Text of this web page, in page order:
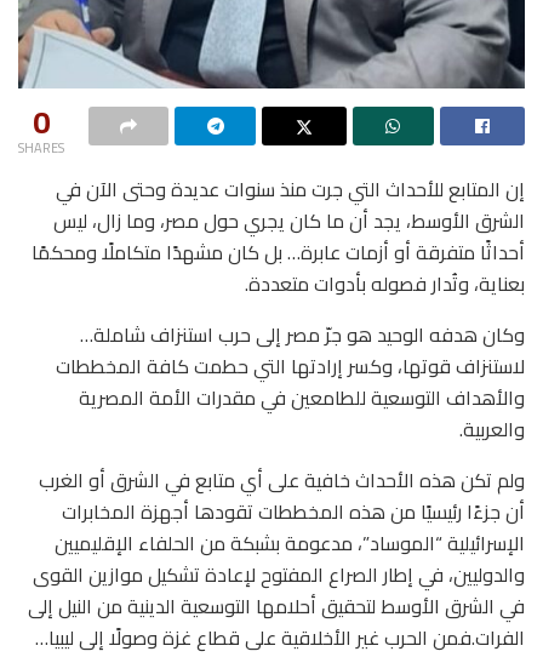
0
SHARES
إن المتابع للأحداث التي جرت منذ سنوات عديدة وحتى الآن في
الشرق الأوسط، يجد أن ما كان يجري حول مصر، وما زال، ليس
أحداثًا متفرقة أو أزمات عابرة… بل كان مشهدًا متكاملًا ومحكمًا
بعناية، وتُدار فصوله بأدوات متعددة.
وكان هدفه الوحيد هو جرّ مصر إلى حرب استنزاف شاملة…
لاستنزاف قوتها، وكسر إرادتها التي حطمت كافة المخططات
والأهداف التوسعية للطامعين في مقدرات الأمة المصرية
والعربية.
ولم تكن هذه الأحداث خافية على أي متابع في الشرق أو الغرب
أن جزءًا رئيسيًا من هذه المخططات تقودها أجهزة المخابرات
الإسرائيلية “الموساد”، مدعومة بشبكة من الحلفاء الإقليميين
والدوليين، في إطار الصراع المفتوح لإعادة تشكيل موازين القوى
في الشرق الأوسط لتحقيق أحلامها التوسعية الدينية من النيل إلى
الفرات.فمن الحرب غير الأخلاقية على قطاع غزة وصولًا إلى ليبيا…